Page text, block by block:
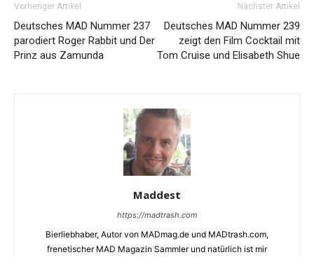
Vorheriger Artikel
Deutsches MAD Nummer 237
parodiert Roger Rabbit und Der
Prinz aus Zamunda
Nächster Artikel
Deutsches MAD Nummer 239
zeigt den Film Cocktail mit
Tom Cruise und Elisabeth Shue
Maddest
https://madtrash.com
Bierliebhaber, Autor von MADmag.de und MADtrash.com,
frenetischer MAD Magazin Sammler und natürlich ist mir